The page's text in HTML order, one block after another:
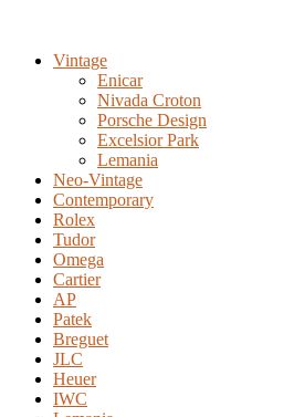
Vintage
Enicar
Nivada Croton
Porsche Design
Excelsior Park
Lemania
Neo-Vintage
Contemporary
Rolex
Tudor
Omega
Cartier
AP
Patek
Breguet
JLC
Heuer
IWC